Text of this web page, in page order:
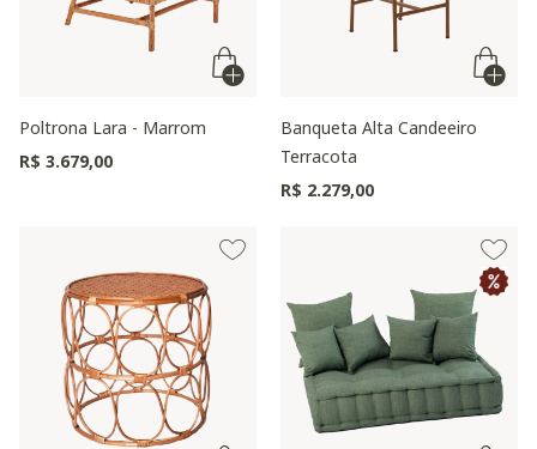
Poltrona Lara - Marrom
R$ 3.679,00
Banqueta Alta Candeeiro
Terracota
R$ 2.279,00